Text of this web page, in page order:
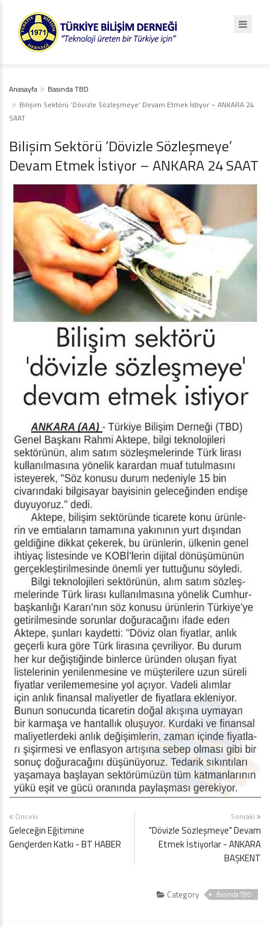
Anasayfa
Basında TBD
Bilişim Sektörü ‘Dövizle Sözleşmeye’ Devam Etmek İstiyor – ANKARA 24
SAAT
Bilişim Sektörü ‘Dövizle Sözleşmeye’
Devam Etmek İstiyor – ANKARA 24 SAAT
Önceki
Geleceğin Eğitimine
Gençlerden Katkı - BT HABER
Sonraki
"Dövizle Sözleşmeye" Devam
Etmek İstiyorlar - ANKARA
BAŞKENT
Category Basında TBD